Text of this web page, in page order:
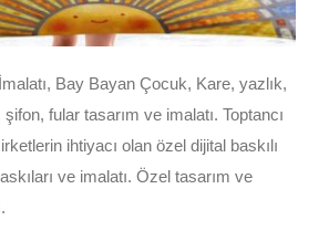
Bay Bayan Çocuk, Kare, yazlık,
fular tasarım ve imalatı. Toptancı
ihtiyacı olan özel dijital baskılı
ve imalatı. Özel tasarım ve